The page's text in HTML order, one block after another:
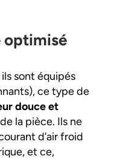
optimisé
sont équipés
ce type de
douce et
la pièce. Ils ne
d’air froid
et ce,